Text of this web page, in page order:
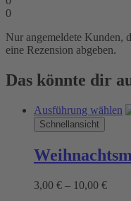
0
Nur angemeldete Kunden,
eine Rezension abgeben.
Das könnte dir
Ausführung wählen
Schnellansicht
3,00 € – 10,00 €